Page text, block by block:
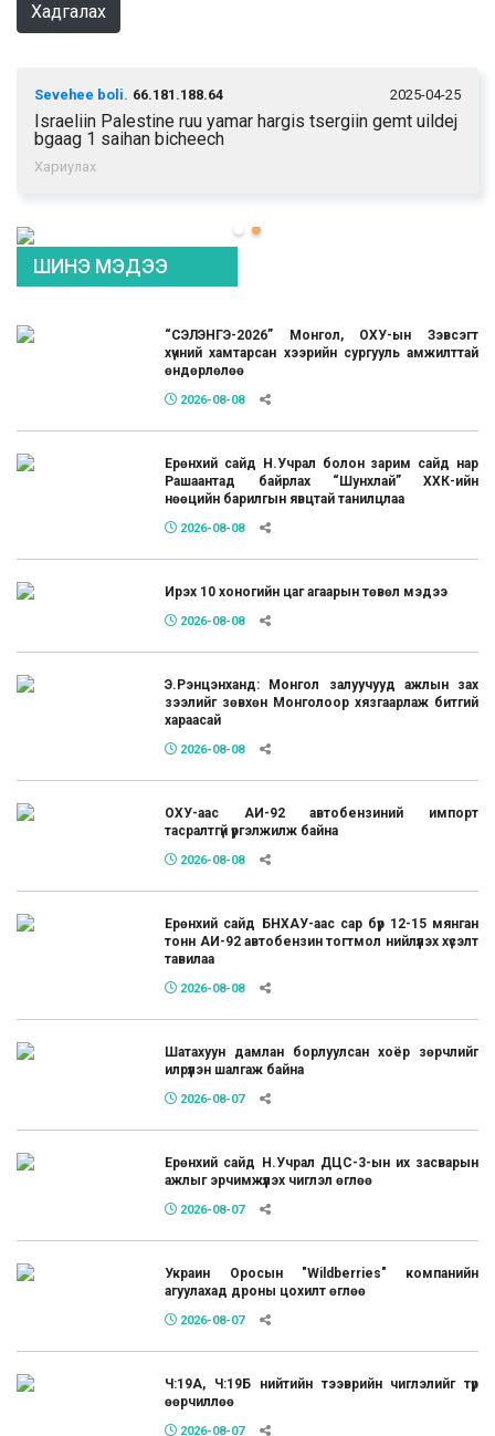
Хадгалах
Sevehee boli. 66.181.188.64 2025-04-25
Israeliin Palestine ruu yamar hargis tsergiin gemt uildej
bgaag 1 saihan bicheech
Хариулах
ШИНЭ МЭДЭЭ
“СЭЛЭНГЭ-2026” Монгол, ОХУ-ын Зэвсэгт
хүчний хамтарсан хээрийн сургууль амжилттай
өндөрлөлөө
2026-08-08
Ерөнхий сайд Н.Учрал болон зарим сайд нар
Рашаантад байрлах “Шунхлай” ХХК-ийн
нөөцийн барилгын явцтай танилцлаа
2026-08-08
Ирэх 10 хоногийн цаг агаарын төвөл мэдээ
2026-08-08
Э.Рэнцэнханд: Монгол залуучууд ажлын зах
зээлийг зөвхөн Монголоор хязгаарлаж битгий
хараасай
2026-08-08
ОХУ-аас АИ-92 автобензиний импорт
тасралтгүй үргэлжилж байна
2026-08-08
Ерөнхий сайд БНХАУ-аас сар бүр 12-15 мянган
тонн АИ-92 автобензин тогтмол нийлүүлэх хүсэлт
тавилаа
2026-08-08
Шатахуун дамлан борлуулсан хоёр зөрчлийг
илрүүлэн шалгаж байна
2026-08-07
Ерөнхий сайд Н.Учрал ДЦС-3-ын их засварын
ажлыг эрчимжүүлэх чиглэл өглөө
2026-08-07
Украин Оросын "Wildberries" компанийн
агуулахад дроны цохилт өглөө
2026-08-07
Ч:19А, Ч:19Б нийтийн тээврийн чиглэлийг түр
өөрчиллөө
2026-08-07